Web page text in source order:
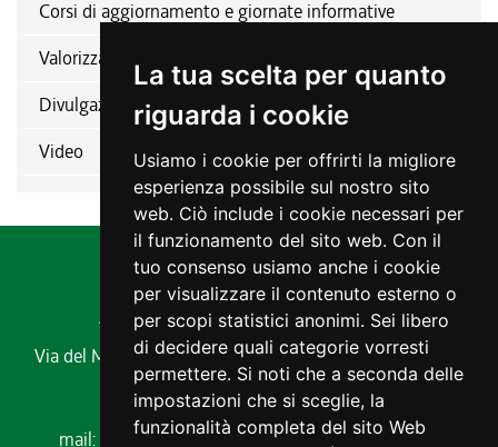
La tua scelta per quanto
riguarda i cookie
Usiamo i cookie per offrirti la migliore
esperienza possibile sul nostro sito
web. Ciò include i cookie necessari per
il funzionamento del sito web. Con il
tuo consenso usiamo anche i cookie
per visualizzare il contenuto esterno o
per scopi statistici anonimi. Sei libero
di decidere quali categorie vorresti
permettere. Si noti che a seconda delle
impostazioni che si sceglie, la
funzionalità completa del sito Web
Corsi di aggiornamento e giornate informative
Valorizzazione del comparto
Divulgazione
Video
Agenzia regionale per lo sviluppo rurale
Via del Montesanto, 17 34170 GORIZIACodice fiscale e
partita IVA 00485650311
Tel. 0432 529211
mail:
ersa@ersa.fvg.itPec:ersa@certregione.fvg.it